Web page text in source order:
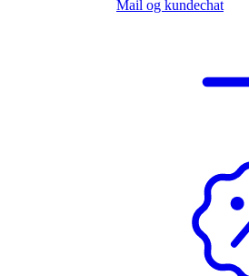
Mail og kundechat